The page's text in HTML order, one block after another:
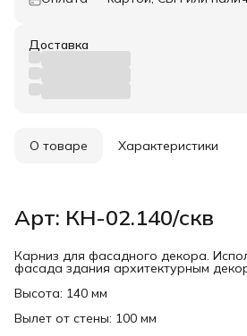
Доставка
О товаре Характеристики
Арт: КН-02.140/скв
Карниз для фасадного декора.
фасада здания архитектурным
Высота: 140 мм
Вылет от стены: 100 мм